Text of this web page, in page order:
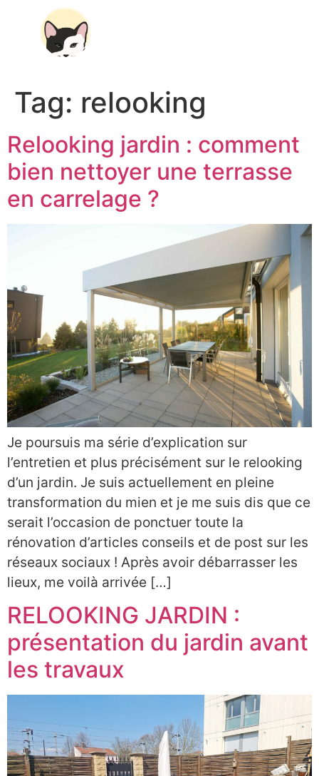
Tag: relooking
Relooking jardin : comment
bien nettoyer une terrasse
en carrelage ?
Je poursuis ma série d’explication sur
l’entretien et plus précisément sur le relooking
d’un jardin. Je suis actuellement en pleine
transformation du mien et je me suis dis que ce
serait l’occasion de ponctuer toute la
rénovation d’articles conseils et de post sur les
réseaux sociaux ! Après avoir débarrasser les
lieux, me voilà arrivée […]
RELOOKING JARDIN :
présentation du jardin avant
les travaux